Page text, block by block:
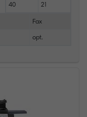
40 21
Fax
opt.